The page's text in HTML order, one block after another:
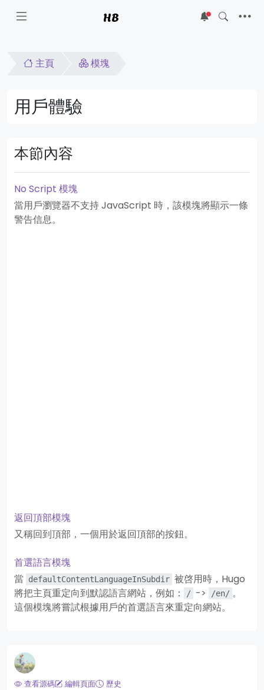
HB 5
主頁 模塊
用戶體驗
本節內容
No Script 模塊
當用戶瀏覽器不支持 JavaScript 時，該模塊將顯示一條
警告信息。
返回頂部模塊
又稱回到頂部，一個用於返回頂部的按鈕。
首選語言模塊
當
defaultContentLanguageInSubdir 被啓用時，Hugo
將把主頁重定向到默認語言網站，例如：
/ -> /en/ 。
這個模塊將嘗試根據用戶的首選語言來重定向網站。
查看源碼 編輯頁面
歷史